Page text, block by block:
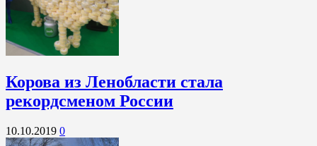
Корова из Ленобласти стала
рекордсменом России
10.10.2019 0